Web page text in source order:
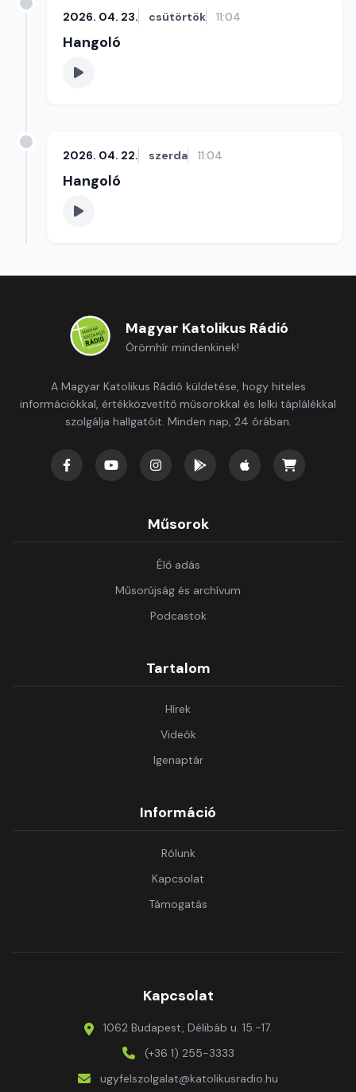
2026. 04. 23. csütörtök 11:04
Hangoló
2026. 04. 22. szerda 11:04
Hangoló
Magyar Katolikus Rádió
Örömhír mindenkinek!
A Magyar Katolikus Rádió küldetése, hogy hiteles
információkkal, értékközvetítő műsorokkal és lelki táplálékkal
szolgálja hallgatóit. Minden nap, 24 órában.
Műsorok
Élő adás
Műsorújság és archívum
Podcastok
Tartalom
Hírek
Videók
Igenaptár
Információ
Rólunk
Kapcsolat
Támogatás
Kapcsolat
1062 Budapest, Délibáb u. 15.-17.
(+36 1) 255-3333
ugyfelszolgalat@katolikusradio.hu